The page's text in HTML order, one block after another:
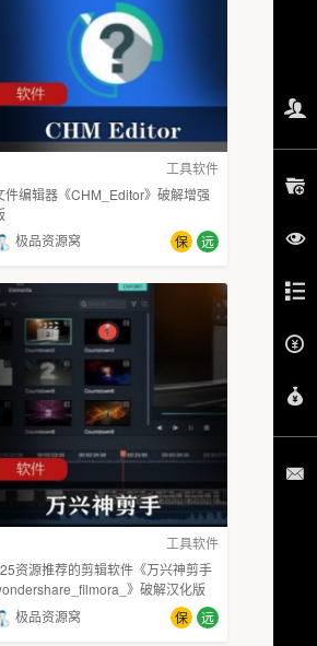
工具软件
件编辑器《CHM_Editor》破解增强
极品资源窝
保 远
工具软件
资源推荐的剪辑软件《万兴神剪手
》破解汉化版
极品资源窝
保 远